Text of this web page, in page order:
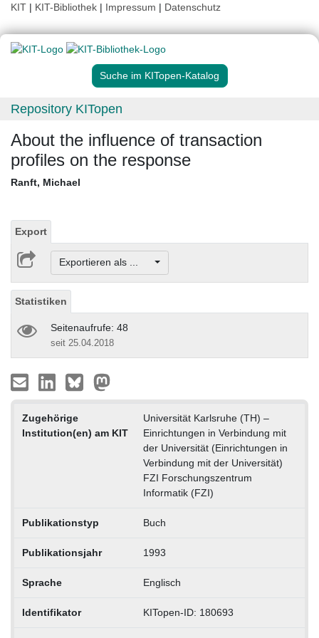
KIT | KIT-Bibliothek | Impressum | Datenschutz
Suche im KITopen-Katalog
Repository KITopen
About the influence of transaction
profiles on the response
Ranft, Michael
Export
Exportieren als ...
Statistiken
Seitenaufrufe: 48
seit 25.04.2018
Zugehörige
Institution(en) am KIT
Universität Karlsruhe (TH) –
Einrichtungen in Verbindung mit
der Universität (Einrichtungen in
Verbindung mit der Universität)
FZI Forschungszentrum
Informatik (FZI)
Publikationstyp Buch
Publikationsjahr 1993
Sprache Englisch
Identifikator KITopen-ID: 180693